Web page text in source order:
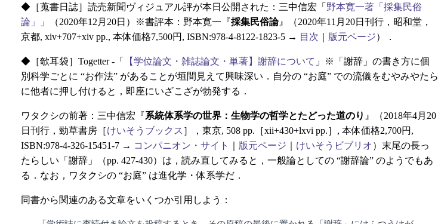
◆［蒐書日誌］読売新聞ヴィジュアル評が本日公開された：三中信宏「 野本寛一著「採集民俗
論」
」（2020年12月20日）※書評本：野本寛一『採集民俗論』（2020年11月20日刊行，昭和堂，
京都, xiv+707+xiv pp., 本体価格7,500円, ISBN:978-4-8122-1823-5 → 目次 版元ページ）．
◆［欹耳袋］Togetter -「 【学位論文・雑誌論文・単著】謝辞について 」※「謝辞」の書き方に個
別科学ごとに “お作法” があることが垣間見えて興味深い．自分の “お庭” での流儀をむやみやたら
に他者に押し付けると，即座にいざこざが勃発する．
ワタクシの前著：三中信宏『系統体系学の世界：生物学の哲学とたどった道のり 』（2018年4月20
日刊行，勁草書房［けいそうブックス ］，東京, 508 pp.［xii+430+lxvi pp.］, 本体価格2,700円,
ISBN:978-4-326-15451-7 → コンパニオン・サイト 版元ページ けいそうビブリオ ）末尾の長っ
たらしい「謝辞」（pp. 427-430）は，読み直してみると，一般論としての “謝辞論” のようでもあ
る．なお，ワタクシの “お庭” は進化学・体系学だ．
同書から関連のある文章をいくつか引用しよう：